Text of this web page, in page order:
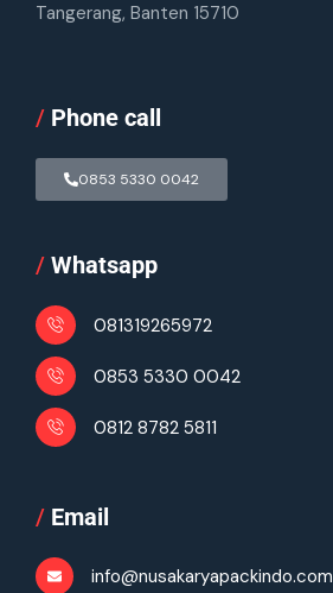
Tangerang, Banten 15710
/ Phone call
0853 5330 0042
/ Whatsapp
081319265972
0853 5330 0042
0812 8782 5811
/ Email
info@nusakaryapackindo.com